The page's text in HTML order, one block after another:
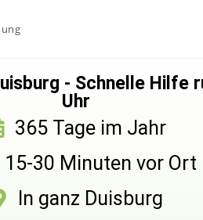
- Schnelle Hilfe
Uhr
365 Tage im Jahr
15-30 Minuten vor Ort
In ganz Duisburg